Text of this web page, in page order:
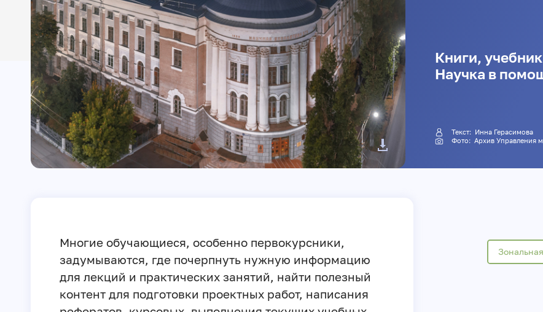
Книги,
Научка в
Текст: Инна Герасимова
Фото: Архив
Многие обучающиеся, особенно первокурсники,
задумываются, где почерпнуть нужную информацию
для лекций и практических занятий, найти полезный
контент для подготовки проектных работ, написания